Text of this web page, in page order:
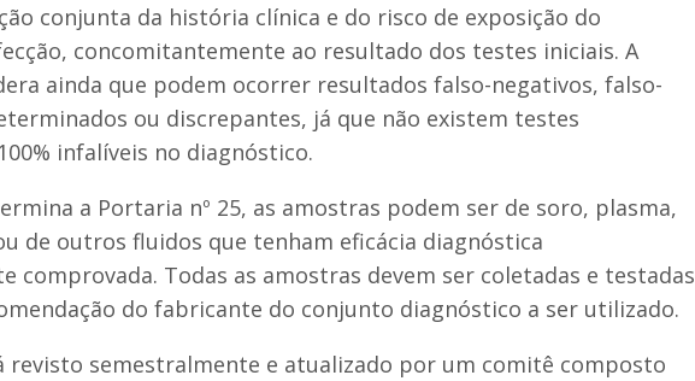
conjunta da história clínica e do risco de exposição do
concomitantemente ao resultado dos testes iniciais. A
ainda que podem ocorrer resultados falso-negativos, falso-
ou discrepantes, já que não existem testes
infalíveis no diagnóstico.
a Portaria nº 25, as amostras podem ser de soro, plasma,
de outros fluidos que tenham eficácia diagnóstica
comprovada. Todas as amostras devem ser coletadas e testadas
do fabricante do conjunto diagnóstico a ser utilizado.
revisto semestralmente e atualizado por um comitê composto